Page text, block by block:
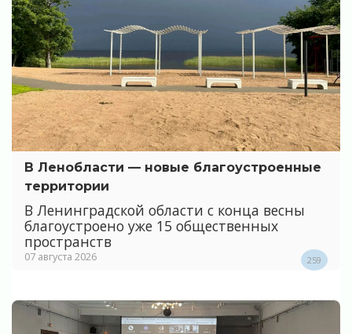
В Ленобласти — новые благоустроенные
территории
В Ленинградской области с конца весны
благоустроено уже 15 общественных
пространств
07 августа 2026 259